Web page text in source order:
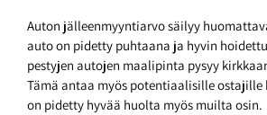
Auton jälleenmyyntiarvo säilyy
auto on pidetty puhtaana ja hyvin
pestyjen autojen maalipinta pysyy
Tämä antaa myös potentiaalisille ostajille
on pidetty hyvää huolta myös muilta osin.